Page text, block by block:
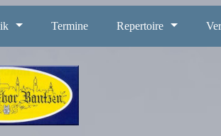
Termine Repertoire